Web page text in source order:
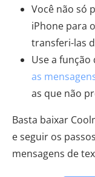
Você não só
iPhone para
transferi-las
Use a
as
as que não
Basta baixar
e seguir os
mensagens de